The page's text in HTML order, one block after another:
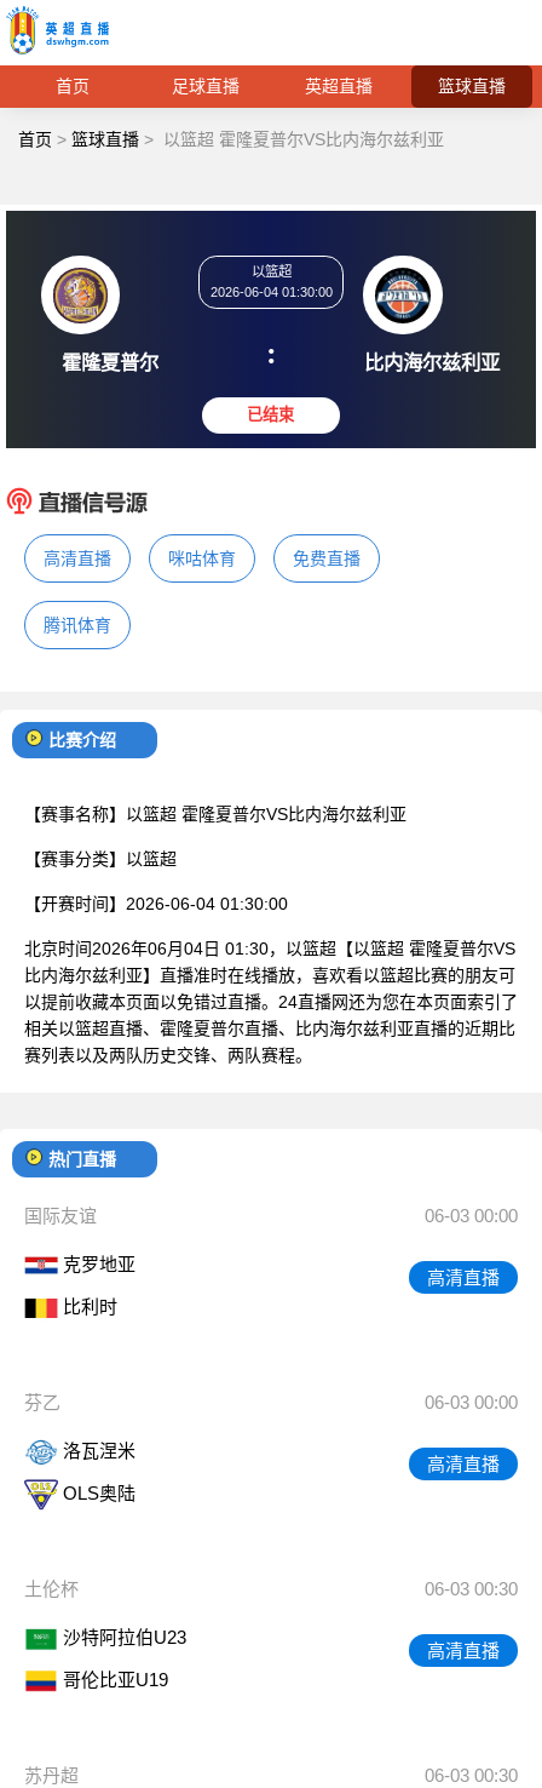
首页 足球直播 英超直播 篮球直播
首页 > 篮球直播 > 以篮超 霍隆夏普尔VS比内海尔兹利亚
霍隆夏普尔
2026-06-04 01:30:00
: 比内海
高清直播 咪咕体育 免费直播
腾讯体育
比赛介绍
【赛事名称】 以篮超 霍隆夏普尔VS比内海尔兹利亚
【赛事分类】 以篮超
【开赛时间】 2026-06-04 01:30:00
北京时间2026年06月04日 01:30，以篮超【以篮超 霍隆夏普尔VS
比内海尔兹利亚】直播准时在线播放，喜欢看以篮超比赛的朋友可
以提前收藏本页面以免错过直播。24直播网还为您在本页面索引了
相关以篮超直播、霍隆夏普尔直播、比内海尔兹利亚直播的近期比
赛列表以及两队历史交锋、两队赛程。
热门直播
国际友谊 06-03 00:00
克罗地亚
比利时
高清直播
芬乙 06-03 00:00
洛瓦涅米
OLS奥陆
高清直播
土伦杯 06-03 00:30
沙特阿拉伯U23
哥伦比亚U19
高清直播
苏丹超 06-03 00:30